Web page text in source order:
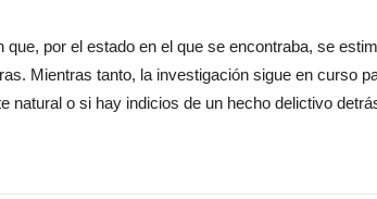
que, por el estado en el que se encontraba, se
Mientras tanto, la investigación sigue en curso
natural o si hay indicios de un hecho delictivo